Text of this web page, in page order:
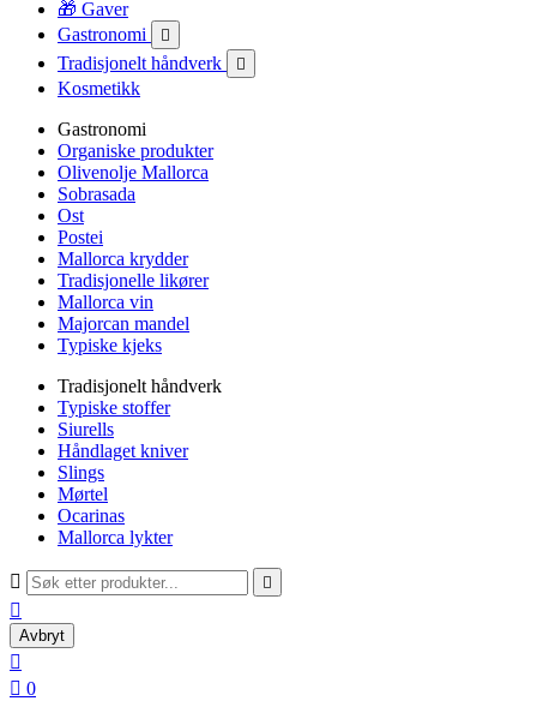
🎁 Gaver
Gastronomi

Tradisjonelt håndverk 
Kosmetikk
Gastronomi
Organiske produkter
Olivenolje Mallorca
Sobrasada
Ost
Postei
Mallorca krydder
Tradisjonelle likører
Mallorca vin
Majorcan mandel
Typiske kjeks
Tradisjonelt håndverk
Typiske stoffer
Siurells
Håndlaget kniver
Slings
Mørtel
Ocarinas
Mallorca lykter
 

Avbryt

 0